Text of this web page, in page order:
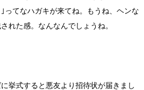
ってなハガキが来てね。もうね、ヘンな
れた感。なんなんでしょうね。
挙式すると悪友より招待状が届きまし